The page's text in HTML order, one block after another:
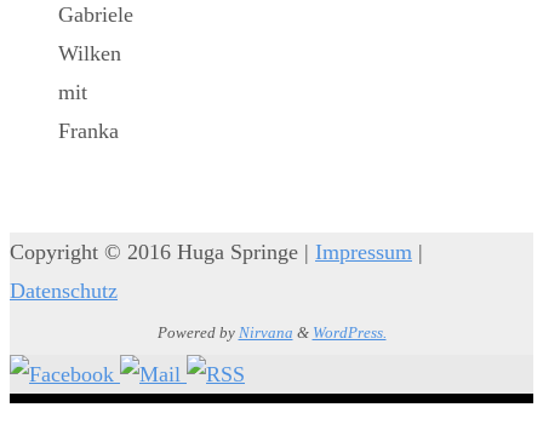
Gabriele
Wilken
mit
Franka
Copyright © 2016 Huga Springe | Impressum |
Datenschutz
Powered by Nirvana & WordPress.